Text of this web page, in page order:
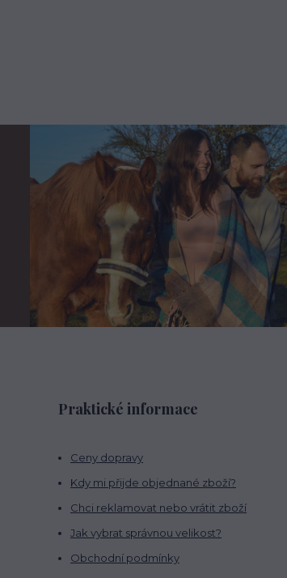
Praktické informace
Ceny dopravy
Kdy mi přijde objednané zboží?
Chci reklamovat nebo vrátit zboží
Jak vybrat správnou velikost?
Obchodní podmínky